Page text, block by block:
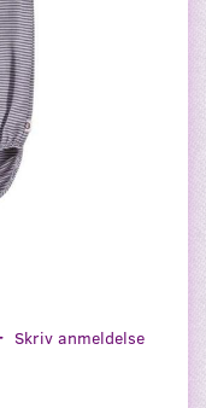
Skriv anmeldelse